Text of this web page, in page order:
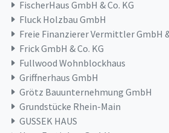
FischerHaus GmbH & Co. KG
Fluck Holzbau GmbH
Freie Finanzierer Vermittler GmbH
Frick GmbH & Co. KG
Fullwood Wohnblockhaus
Griffnerhaus GmbH
Grötz Bauunternehmung GmbH
Grundstücke Rhein-Main
GUSSEK HAUS